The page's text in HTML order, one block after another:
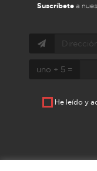
Suscríbetea
uno + 5 =
He leído y